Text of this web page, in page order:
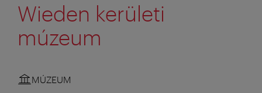
Wieden kerületi
múzeum
MÚZEUM